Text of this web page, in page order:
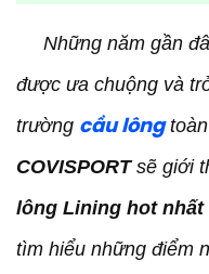
giới hiện nay
Dòng vợt cầu lông
về lối đánh nhanh
Dòng vợt cầu lông
lối đánh sức mạnh
đánh kiểm soát
Dòng vợt cầu lông
Những năm gần
được ưa chuộng và
trường cầu lôngtoàn
COVISPORTsẽ giới
lông Lining hot
tìm hiểu những điểm